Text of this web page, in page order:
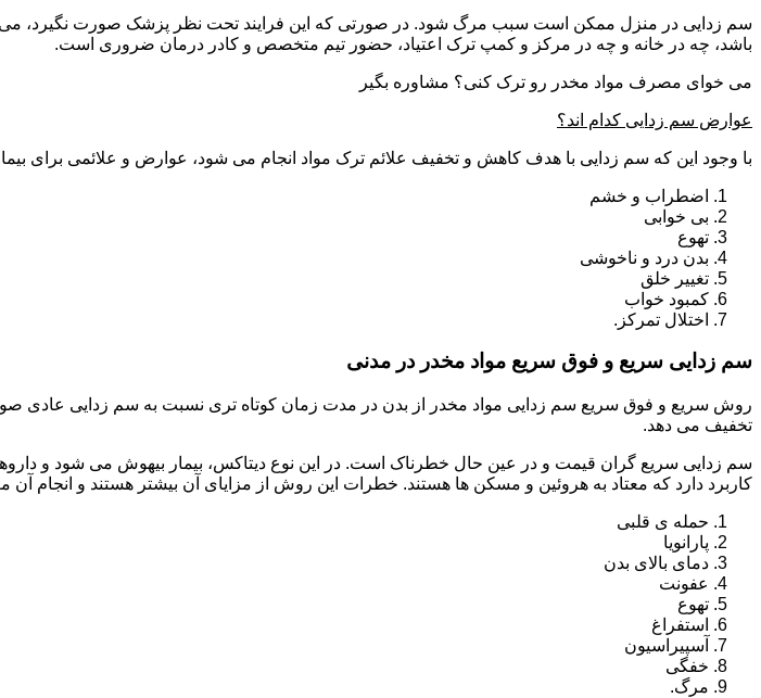
سم زدایی در منزل ممکن است سبب مرگ شود. در صورتی که این فرایند تحت نظر پزشک صورت نگیرد، می
باشد، چه در خانه و چه در مرکز و کمپ ترک اعتیاد، حضور تیم متخصص و کادر درمان ضروری است.
می خوای مصرف مواد مخدر رو ترک کنی؟ مشاوره بگیر
عوارض سم زدایی کدام اند؟
با وجود این که سم زدایی با هدف کاهش و تخفیف علائم ترک مواد انجام می شود، عوارض و علائمی برای
اضطراب و خشم
بی خوابی
تهوع
بدن درد و ناخوشی
تغییر خلق
کمبود خواب
اختلال تمرکز.
سم زدایی سریع و فوق سریع مواد مخدر در مدنی
روش سریع و فوق سریع سم زدایی مواد مخدر از بدن در مدت زمان کوتاه تری نسبت به سم زدایی عادی
تخفیف می دهد.
سم زدایی سریع گران قیمت و در عین حال خطرناک است. در این نوع دیتاکس، بیمار بیهوش می شود و
کاربرد دارد که معتاد به هروئین و مسکن ها هستند. خطرات این روش از مزایای آن بیشتر هستند و انجام
حمله ی قلبی
پارانویا
دمای بالای بدن
عفونت
تهوع
استفراغ
آسپیراسیون
خفگی
مرگ.